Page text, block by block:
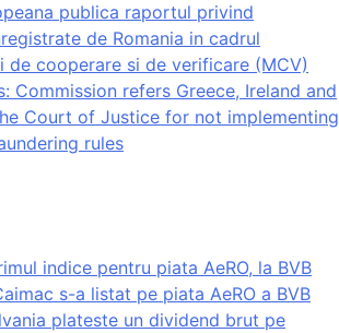
publica raportul privind
de Romania in cadrul
de cooperare si de verificare (MCV)
Commission refers Greece, Ireland and
Court of Justice for not implementing
rules
indice pentru piata AeRO, la BVB
s-a listat pe piata AeRO a BVB
plateste un dividend brut pe